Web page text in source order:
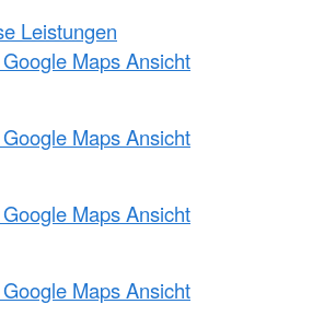
Leistungen
Maps Ansicht
Maps Ansicht
Maps Ansicht
Maps Ansicht